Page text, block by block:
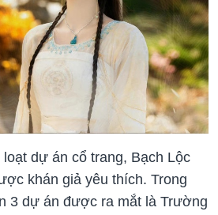
dự án cổ trang, Bạch Lộc
khán giả yêu thích. Trong
3 dự án được ra mắt là Trường